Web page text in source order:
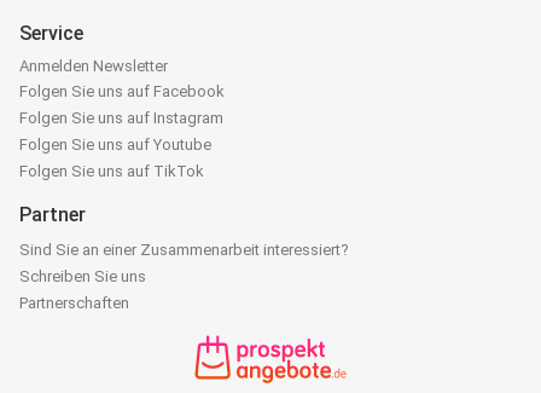
Service
Anmelden Newsletter
Folgen Sie uns auf Facebook
Folgen Sie uns auf Instagram
Folgen Sie uns auf Youtube
Folgen Sie uns auf TikTok
Partner
Sind Sie an einer Zusammenarbeit interessiert?
Schreiben Sie uns
Partnerschaften